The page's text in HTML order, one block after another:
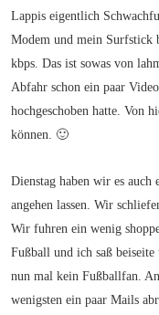
Lappis eigentlich
Modem und mein Surfstick
kbps. Das ist sowas von
Abfahr schon ein paar
hochgeschoben hatte. Von
können. 🙂
Dienstag haben wir es auch
angehen lassen. Wir
Wir fuhren ein wenig
Fußball und ich saß
nun mal kein Fußballfan.
wenigsten ein paar Mails